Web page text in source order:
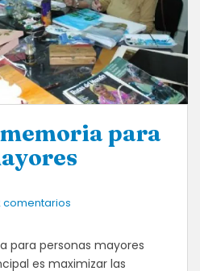
para
comentarios
para personas mayores
es maximizar las